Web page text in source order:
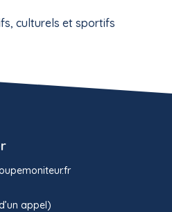
culturels et sportifs
appel)